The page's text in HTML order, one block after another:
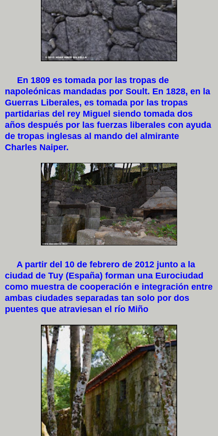
En 1809 es tomada por las tropas de
napoleónicas mandadas por Soult. En 1828, en la
Guerras Liberales, es tomada por las tropas
partidarias del rey Miguel siendo tomada dos
años después por las fuerzas liberales con ayuda
de tropas inglesas al mando del almirante
Charles Naiper.
A partir del 10 de febrero de 2012 junto a la
ciudad de Tuy (España) forman una Eurociudad
como muestra de cooperación e integración entre
ambas ciudades separadas tan solo por dos
puentes que atraviesan el río Miño